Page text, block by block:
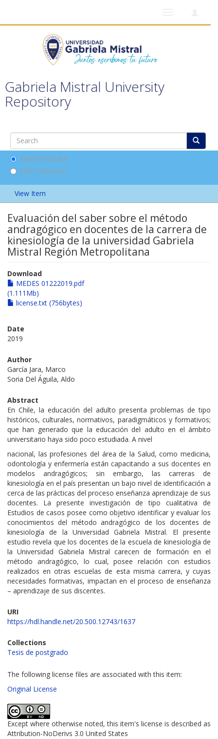
Gabriela Mistral University
Repository
Search DSpace
This Collection
View Item
Evaluación del saber sobre el método
andragógico en docentes de la carrera de
kinesiología de la universidad Gabriela
Mistral Región Metropolitana
Download
MEDES 01222019.pdf
(1.111Mb)
license.txt (756bytes)
Date
2019
Author
García Jara, Marco
Soria Del Águila, Aldo
Abstract
En Chile, la educación del adulto presenta problemas de tipo
históricos, culturales, normativos, paradigmáticos y formativos;
que han generado que la educación del adulto en el ámbito
universitario haya sido poco estudiada. A nivel
nacional, las profesiones del área de la Salud, como medicina,
odontología y enfermería están capacitando a sus docentes en
modelos andragógicos; sin embargo, las carreras de
kinesiología en el país presentan un bajo nivel de identificación a
cerca de las prácticas del proceso enseñanza aprendizaje de sus
docentes. La presente investigación de tipo cualitativa de
Estudios de casos posee como objetivo identificar y evaluar los
conocimientos del método andragógico de los docentes de
kinesiología de la Universidad Gabriela Mistral. El presente
estudio revela que los docentes de la escuela de kinesiología de
la Universidad Gabriela Mistral carecen de formación en el
método andragógico, lo cual, posee relación con estudios
realizados en otras escuelas de esta misma carrera, y cuyas
necesidades formativas, impactan en el proceso de enseñanza
– aprendizaje de sus discentes.
URI
https://hdl.handle.net/20.500.12743/1637
Collections
Tesis de postgrado
The following license files are associated with this item:
Original License
Except where otherwise noted, this item's license is described as
Attribution-NoDerivs 3.0 United States